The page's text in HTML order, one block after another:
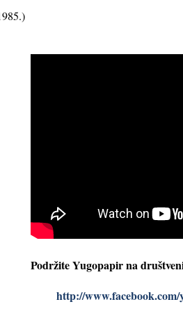
Podržite Yugopapir na
http://